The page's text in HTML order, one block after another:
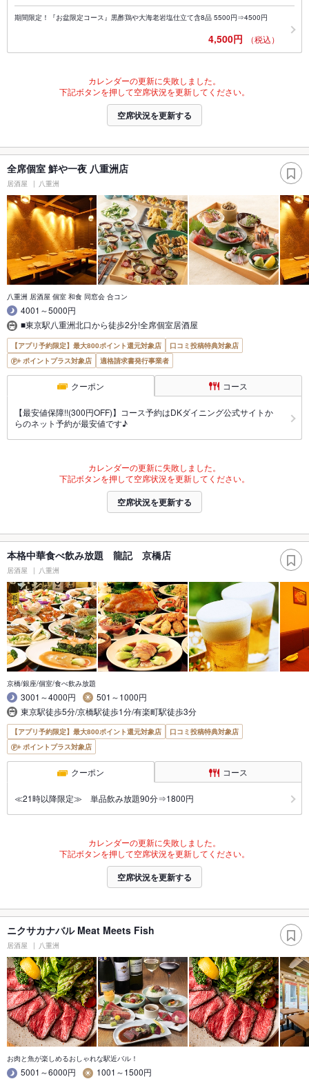
期間限定！『お盆限定コース』黒酢鶏や大海老岩塩仕立て含8品 5500円⇒4500円
4,500円 （税込）
カレンダーの更新に失敗しました。
下記ボタンを押して空席状況を更新してください。
空席状況を更新する
全席個室 鮮や一夜 八重洲店
居酒屋 八重洲
八重洲 居酒屋 個室 和食 同窓会 合コン
4001～5000円
■東京駅八重洲北口から徒歩2分!全席個室居酒屋
【アプリ予約限定】最大800ポイント還元対象店
口コミ投稿特典対象店
ポイントプラス対象店
適格請求書発行事業者
クーポン コース
【最安値保障!!(300円OFF)】コース予約はDKダイニング公式サイトか
らのネット予約が最安値です♪
カレンダーの更新に失敗しました。
下記ボタンを押して空席状況を更新してください。
空席状況を更新する
本格中華食べ飲み放題 龍記 京橋店
居酒屋 八重洲
京橋/銀座/個室/食べ飲み放題
3001～4000円
501～1000円
東京駅徒歩5分/京橋駅徒歩1分/有楽町駅徒歩3分
【アプリ予約限定】最大800ポイント還元対象店
口コミ投稿特典対象店
ポイントプラス対象店
クーポン コース
≪21時以降限定≫ 単品飲み放題90分⇒1800円
カレンダーの更新に失敗しました。
下記ボタンを押して空席状況を更新してください。
空席状況を更新する
ニクサカナバル Meat Meets Fish
居酒屋 八重洲
お肉と魚が楽しめるおしゃれな駅近バル！
5001～6000円
1001～1500円